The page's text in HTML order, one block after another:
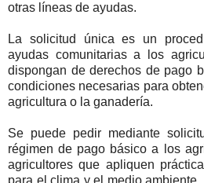
otras líneas de ayudas.
La solicitud única es un
ayudas comunitarias a los
dispongan de derechos de pago
condiciones necesarias para
agricultura o la ganadería.
Se puede pedir mediante
régimen de pago básico a los
agricultores que apliquen